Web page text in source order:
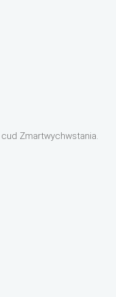
Zmartwychwstania.